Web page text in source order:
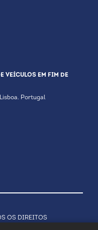
VEÍCULOS EM FIM DE
Portugal
OS DIREITOS